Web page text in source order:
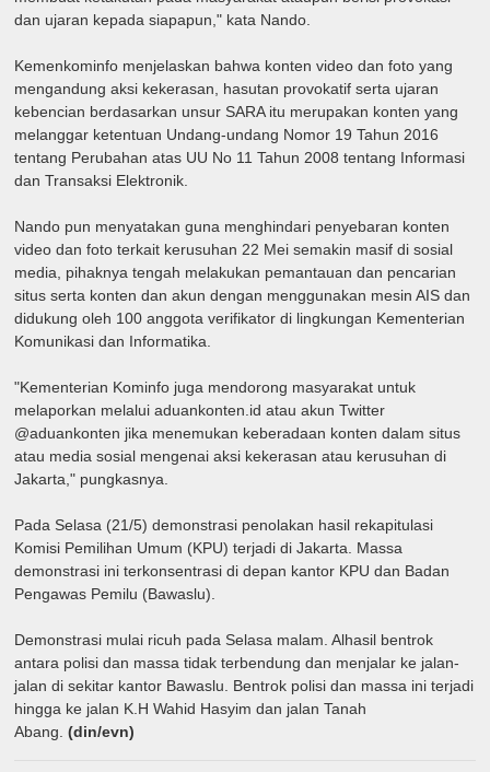
dan ujaran kepada siapapun," kata Nando.
Kemenkominfo menjelaskan bahwa konten video dan foto yang
mengandung aksi kekerasan, hasutan provokatif serta ujaran
kebencian berdasarkan unsur SARA itu merupakan konten yang
melanggar ketentuan Undang-undang Nomor 19 Tahun 2016
tentang Perubahan atas UU No 11 Tahun 2008 tentang Informasi
dan Transaksi Elektronik.
Nando pun menyatakan guna menghindari penyebaran konten
video dan foto terkait kerusuhan 22 Mei semakin masif di sosial
media, pihaknya tengah melakukan pemantauan dan pencarian
situs serta konten dan akun dengan menggunakan mesin AIS dan
didukung oleh 100 anggota verifikator di lingkungan Kementerian
Komunikasi dan Informatika.
"Kementerian Kominfo juga mendorong masyarakat untuk
melaporkan melalui aduankonten.id atau akun Twitter
@aduankonten jika menemukan keberadaan konten dalam situs
atau media sosial mengenai aksi kekerasan atau kerusuhan di
Jakarta," pungkasnya.
Pada Selasa (21/5) demonstrasi penolakan hasil rekapitulasi
Komisi Pemilihan Umum (KPU) terjadi di Jakarta. Massa
demonstrasi ini terkonsentrasi di depan kantor KPU dan Badan
Pengawas Pemilu (Bawaslu).
Demonstrasi mulai ricuh pada Selasa malam. Alhasil bentrok
antara polisi dan massa tidak terbendung dan menjalar ke jalan-
jalan di sekitar kantor Bawaslu. Bentrok polisi dan massa ini terjadi
hingga ke jalan K.H Wahid Hasyim dan jalan Tanah
Abang.(din/evn)